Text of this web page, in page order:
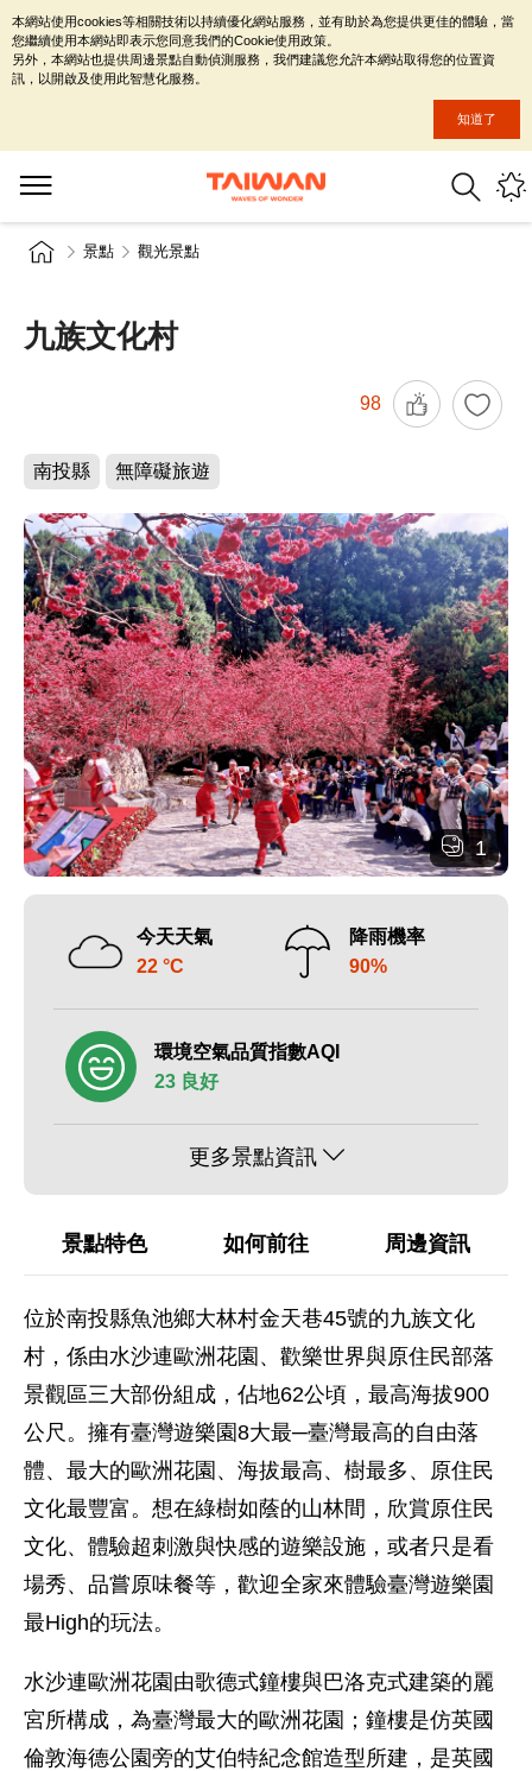
景點 觀光景點
九族文化村
98
南投縣 無障礙旅遊
1
今天天氣
22 °C
降雨機率
90%
環境空氣品質指數AQI
23 良好
更多景點資訊
景點特色 如何前往 周邊資訊
位於南投縣魚池鄉大林村金天巷45號的九族文化
村，係由水沙連歐洲花園、歡樂世界與原住民部落
景觀區三大部份組成，佔地62公頃，最高海拔900
公尺。擁有臺灣遊樂園8大最─臺灣最高的自由落
體、最大的歐洲花園、海拔最高、樹最多、原住民
文化最豐富。想在綠樹如蔭的山林間，欣賞原住民
文化、體驗超刺激與快感的遊樂設施，或者只是看
場秀、品嘗原味餐等，歡迎全家來體驗臺灣遊樂園
最High的玩法。
水沙連歐洲花園由歌德式鐘樓與巴洛克式建築的麗
宮所構成，為臺灣最大的歐洲花園；鐘樓是仿英國
倫敦海德公園旁的艾伯特紀念館造型所建，是英國
本網站使用cookies等相關技術以持續優化網站服務，並有助於為您提供更佳的體驗，當
您繼續使用本網站即表示您同意我們的Cookie使用政策。
另外，本網站也提供周邊景點自動偵測服務，我們建議您允許本網站取得您的位置資
訊，以開啟及使用此智慧化服務。
知道了